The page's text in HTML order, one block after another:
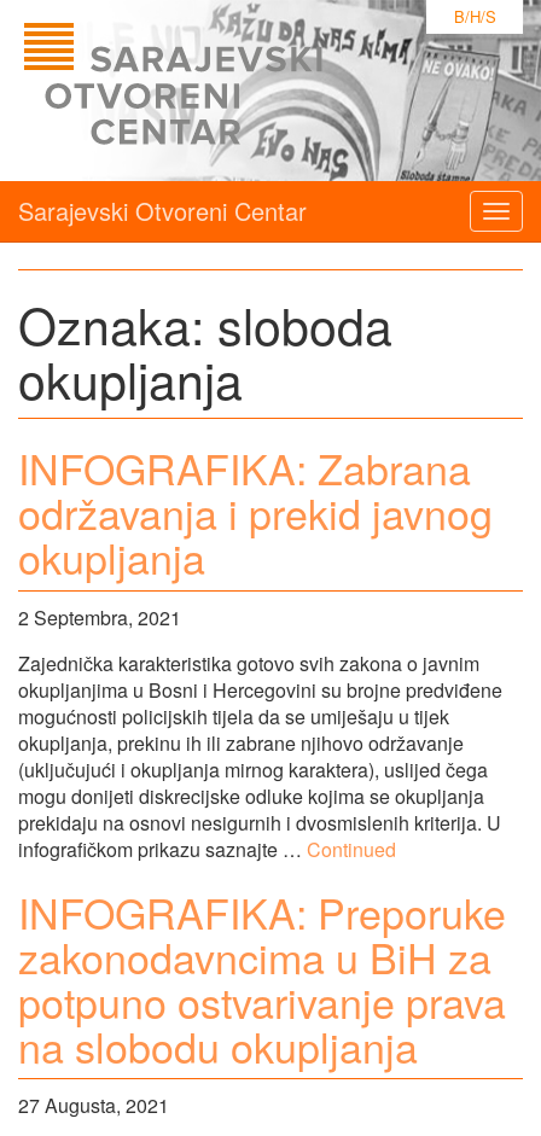
B/H/S
Sarajevski Otvoreni Centar
Oznaka: sloboda
okupljanja
INFOGRAFIKA: Zabrana
održavanja i prekid javnog
okupljanja
2 Septembra, 2021
Zajednička karakteristika gotovo svih zakona o javnim
okupljanjima u Bosni i Hercegovini su brojne predviđene
mogućnosti policijskih tijela da se umiješaju u tijek
okupljanja, prekinu ih ili zabrane njihovo održavanje
(uključujući i okupljanja mirnog karaktera), uslijed čega
mogu donijeti diskrecijske odluke kojima se okupljanja
prekidaju na osnovi nesigurnih i dvosmislenih kriterija. U
infografičkom prikazu saznajte … Continued
INFOGRAFIKA: Preporuke
zakonodavncima u BiH za
potpuno ostvarivanje prava
na slobodu okupljanja
27 Augusta, 2021